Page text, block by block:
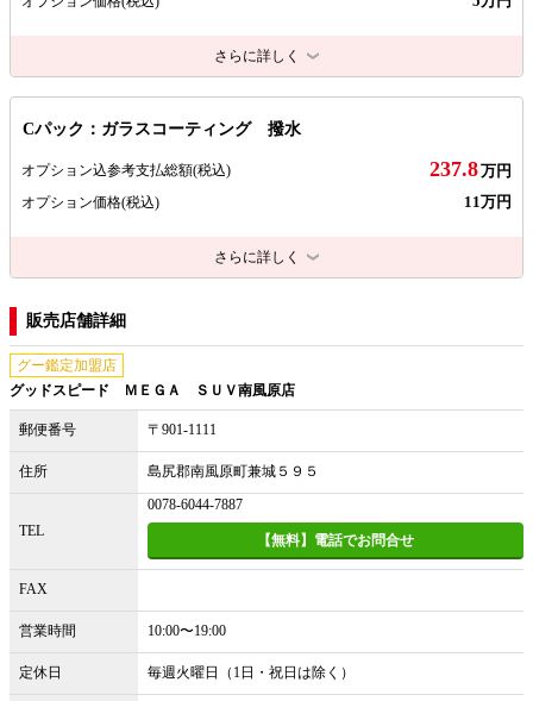
さらに詳しく
Cパック：ガラスコーティング 撥水
オプション込参考支払総額(税込) 237.8万円
オプション価格(税込) 11万円
さらに詳しく
販売店舗詳細
グー鑑定加盟店
グッドスピード ＭＥＧＡ ＳＵＶ南風原店
郵便番号 〒901-1111
住所 島尻郡南風原町兼城５９５
TEL
0078-6044-7887
【無料】電話でお問合せ
FAX
営業時間 10:00〜19:00
定休日 毎週火曜日（1日・祝日は除く）